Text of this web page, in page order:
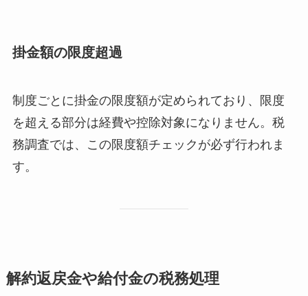
掛金額の限度超過
制度ごとに掛金の限度額が定められており、限度
を超える部分は経費や控除対象になりません。税
務調査では、この限度額チェックが必ず行われま
す。
解約返戻金や給付金の税務処理